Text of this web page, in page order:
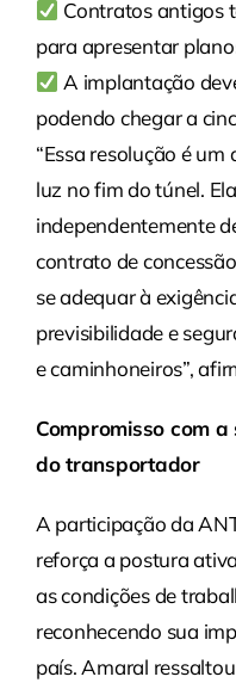
Contratos antigos
para apresentar
A implantação
podendo chegar a
“Essa resolução é
luz no fim do túnel.
independentemente
contrato de
se adequar à
previsibilidade e
e caminhoneiros”,
Compromisso com
do transportador
A participação da
reforça a postura
as condições de
reconhecendo sua
país. Amaral